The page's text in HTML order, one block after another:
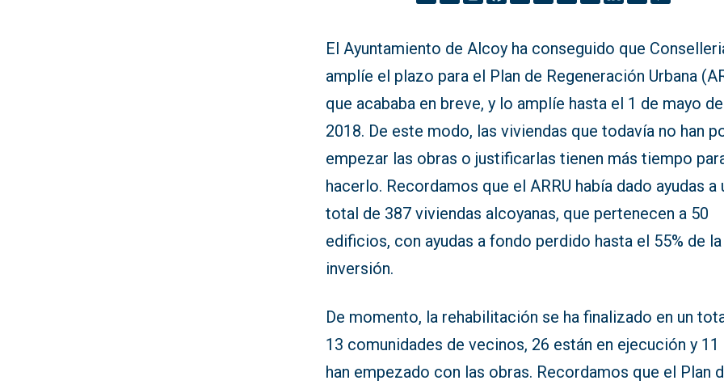
El Ayuntamiento de Alcoy ha conseguido que
amplíe el plazo para el Plan de Regeneración Urbana
que acababa en breve, y lo amplíe hasta el 1 de mayo
2018. De este modo, las viviendas que todavía no han
empezar las obras o justificarlas tienen más tiempo
hacerlo. Recordamos que el ARRU había dado ayudas a
total de 387 viviendas alcoyanas, que pertenecen a 50
edificios, con ayudas a fondo perdido hasta el 55% de la
inversión.
De momento, la rehabilitación se ha finalizado en un
13 comunidades de vecinos, 26 están en ejecución y 11
han empezado con las obras. Recordamos que el Plan